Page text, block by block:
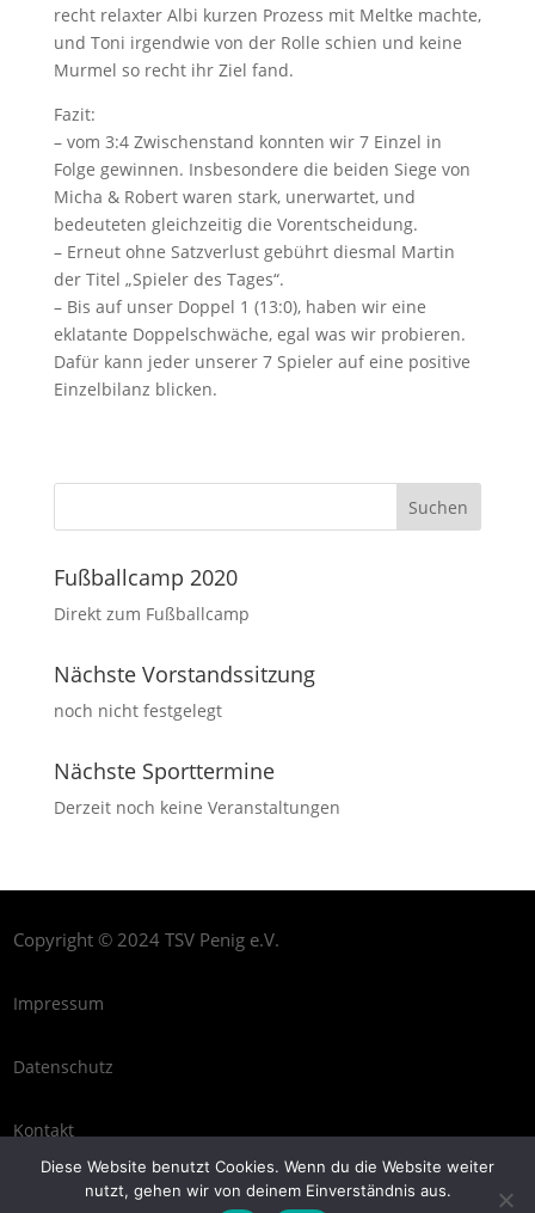
recht relaxter Albi kurzen Prozess mit Meltke machte,
und Toni irgendwie von der Rolle schien und keine
Murmel so recht ihr Ziel fand.
Fazit:
– vom 3:4 Zwischenstand konnten wir 7 Einzel in
Folge gewinnen. Insbesondere die beiden Siege von
Micha & Robert waren stark, unerwartet, und
bedeuteten gleichzeitig die Vorentscheidung.
– Erneut ohne Satzverlust gebührt diesmal Martin
der Titel „Spieler des Tages“.
– Bis auf unser Doppel 1 (13:0), haben wir eine
eklatante Doppelschwäche, egal was wir probieren.
Dafür kann jeder unserer 7 Spieler auf eine positive
Einzelbilanz blicken.
Fußballcamp 2020
Direkt zum Fußballcamp
Nächste Vorstandssitzung
noch nicht festgelegt
Nächste Sporttermine
Derzeit noch keine Veranstaltungen
Copyright © 2024 TSV Penig e.V.
Impressum
Datenschutz
Kontakt
Diese Website benutzt Cookies. Wenn du die Website weiter
nutzt, gehen wir von deinem Einverständnis aus.